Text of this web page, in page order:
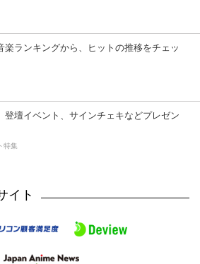
楽ランキングから、ヒットの推移をチェッ
登壇イベント、サインチェキなどプレゼン
特集
イト